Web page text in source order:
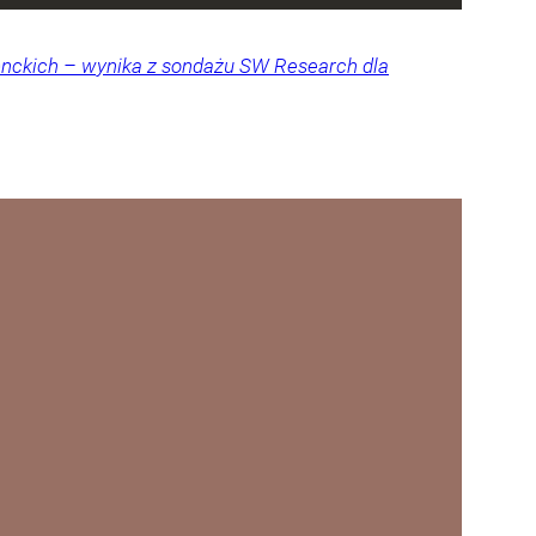
– wynika z sondażu SW Research dla